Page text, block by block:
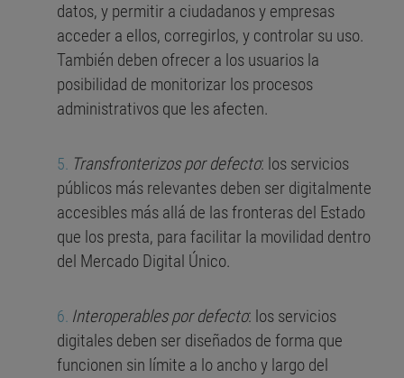
datos, y permitir a ciudadanos y empresas
acceder a ellos, corregirlos, y controlar su uso.
También deben ofrecer a los usuarios la
posibilidad de monitorizar los procesos
administrativos que les afecten.
Transfronterizos por defecto: los servicios
públicos más relevantes deben ser digitalmente
accesibles más allá de las fronteras del Estado
que los presta, para facilitar la movilidad dentro
del Mercado Digital Único.
Interoperables por defecto: los servicios
digitales deben ser diseñados de forma que
funcionen sin límite a lo ancho y largo del